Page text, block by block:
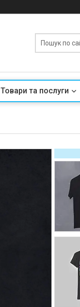
Товари та послуги